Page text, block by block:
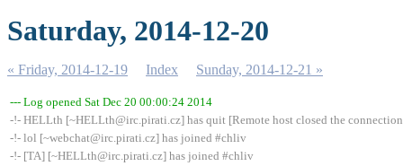
Saturday, 2014-12-20
« Friday, 2014-12-19 Index Sunday, 2014-12-21 »
--- Log opened Sat Dec 20 00:00:24 2014
-!- HELLth [~HELLth@irc.pirati.cz] has quit [Remote host closed the
-!- lol [~webchat@irc.pirati.cz] has joined #chliv
-!- [TA] [~HELLth@irc.pirati.cz] has joined #chliv